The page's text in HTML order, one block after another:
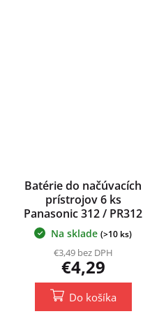
Batérie do načúvacích
prístrojov 6 ks
Panasonic 312 / PR312
/ PR41
Na sklade (>10 ks)
€3,49 bez DPH
€4,29
Do košíka